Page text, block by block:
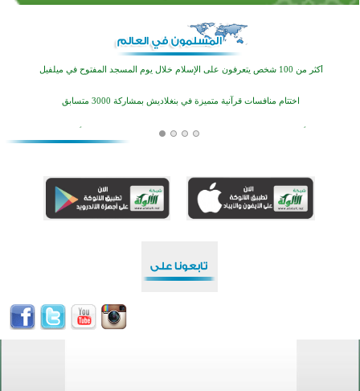
القرآن والتربية في صدارة البرامج الصيفية للمسلمين في بينزا وساراتوف وموردوفيا هذا العام
اختتام الدورة التاسعة لمسابقة حفظ وتلاوة القرآن الكريم في أزناكاييف
أكثر من 100 شخص يتعرفون على الإسلام خلال يوم المسجد المفتوح في ميلفيل
اختتام منافسات قرآنية متميزة في بنغلاديش بمشاركة 3000 متسابق
منطقة ريبوفسي تحتفل بميلاد مسجد جديد في أجواء إيمانية مميزة